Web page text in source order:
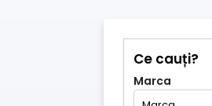
Ce cauți?
Marca